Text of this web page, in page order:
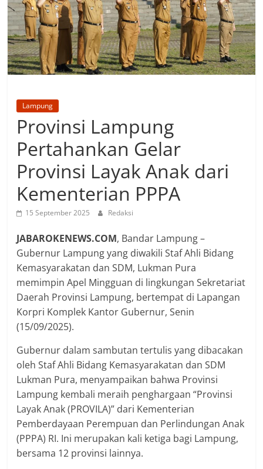
Lampung
Provinsi Lampung
Pertahankan Gelar
Provinsi Layak Anak dari
Kementerian PPPA
15 September 2025 Redaksi
JABAROKENEWS.COM, Bandar Lampung –
Gubernur Lampung yang diwakili Staf Ahli Bidang
Kemasyarakatan dan SDM, Lukman Pura
memimpin Apel Mingguan di lingkungan Sekretariat
Daerah Provinsi Lampung, bertempat di Lapangan
Korpri Komplek Kantor Gubernur, Senin
(15/09/2025).
Gubernur dalam sambutan tertulis yang dibacakan
oleh Staf Ahli Bidang Kemasyarakatan dan SDM
Lukman Pura, menyampaikan bahwa Provinsi
Lampung kembali meraih penghargaan “Provinsi
Layak Anak (PROVILA)” dari Kementerian
Pemberdayaan Perempuan dan Perlindungan Anak
(PPPA) RI. Ini merupakan kali ketiga bagi Lampung,
bersama 12 provinsi lainnya.